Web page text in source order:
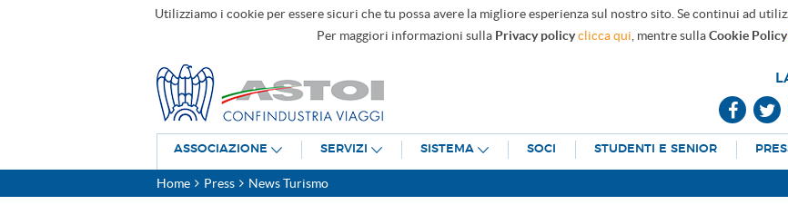
Utilizziamo i cookie per essere sicuri che tu possa avere la migliore esperienza sul nostro sito. Se continui ad
Per maggiori informazioni sulla Privacy policy clicca qui , mentre sullaCookie Policy
ASSOCIAZIONE SERVIZI SISTEMA SOCI STUDENTI E SENIOR
Home Press News Turismo